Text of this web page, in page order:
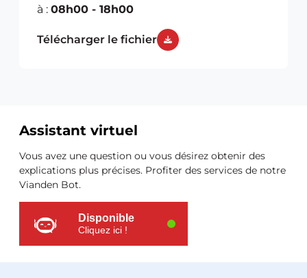
à : 08h00 - 18h00
Télécharger le fichier
Ressources
supplémentaires
Assistant virtuel
Vous avez une question ou vous désirez obtenir des
explications plus précises. Profiter des services de notre
Vianden Bot.
Disponible
Cliquez ici !